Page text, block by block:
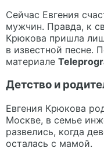
Сейчас Евгения
мужчин. Правда, к
Крюкова пришла
в известной песне.
материале
Детство и
Евгения Крюкова
Москве, в семье
развелись, когда
осталась с мамой.